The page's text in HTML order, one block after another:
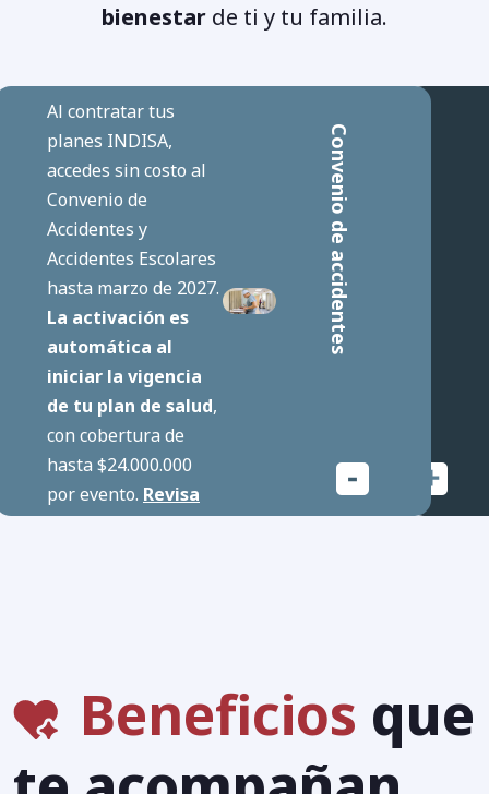
bienestar de ti y tu familia.
Convenio de accidentes
Al contratar tus
planes INDISA,
accedes sin costo al
Convenio de
Accidentes y
Accidentes Escolares
hasta marzo de 2027.
La activación es
automática al
iniciar la vigencia
de tu plan de salud,
con cobertura de
hasta $24.000.000
por evento. Revisa
los detalles de
Cotizar ahora
Beneficios que